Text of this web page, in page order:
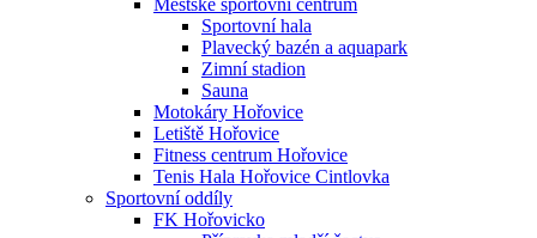
Městské sportovní centrum
Sportovní hala
Plavecký bazén a aquapark
Zimní stadion
Sauna
Motokáry Hořovice
Letiště Hořovice
Fitness centrum Hořovice
Tenis Hala Hořovice Cintlovka
Sportovní oddíly
FK Hořovicko